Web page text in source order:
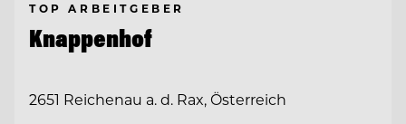
TOP ARBEITGEBER
Knappenhof
2651 Reichenau a. d. Rax, Österreich